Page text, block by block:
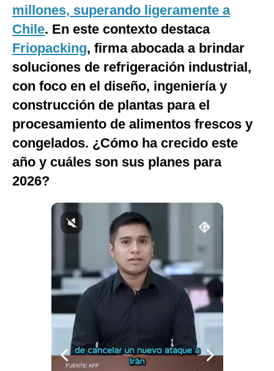
Gestión TV
Videos
Fotogalerías
gestion.pe
¿quiénes
Somos?
Términos
Y
Preguntas
Frecuentes
millones, superando ligeramente a
Chile. En este contexto destaca
Friopacking, firma abocada a brindar
soluciones de refrigeración industrial,
con foco en el diseño, ingeniería y
construcción de plantas para el
procesamiento de alimentos frescos y
congelados. ¿Cómo ha crecido este
año y cuáles son sus planes para
2026?